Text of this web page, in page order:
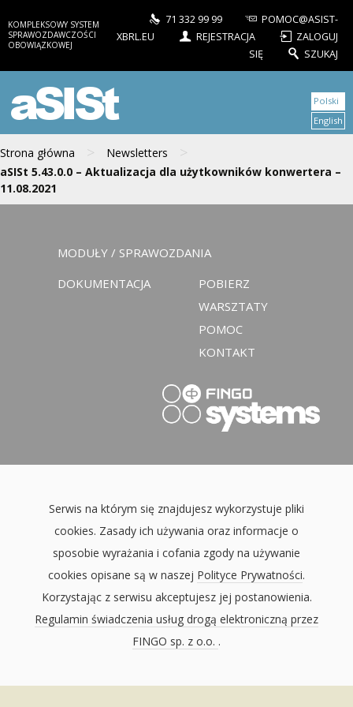
KOMPLEKSOWY SYSTEM
SPRAWOZDAWCZOŚCI
OBOWIĄZKOWEJ
71 332 99 99
POMOC@ASIST-
XBRL.EU
REJESTRACJA
ZALOGUJ
SIĘ
SZUKAJ
aSISt
Strona główna > Newsletters >
aSISt 5.43.0.0 – Aktualizacja dla użytkowników konwertera –
11.08.2021
Polski
English
MODUŁY / SPRAWOZDANIA
DOKUMENTACJA
POBIERZ
WARSZTATY
POMOC
KONTAKT
Serwis na którym się znajdujesz wykorzystuje pliki
cookies. Zasady ich używania oraz informacje o
sposobie wyrażania i cofania zgody na używanie
cookies opisane są w naszej Polityce Prywatności.
Korzystając z serwisu akceptujesz jej postanowienia.
Regulamin świadczenia usług drogą elektroniczną przez
FINGO sp. z o.o. .